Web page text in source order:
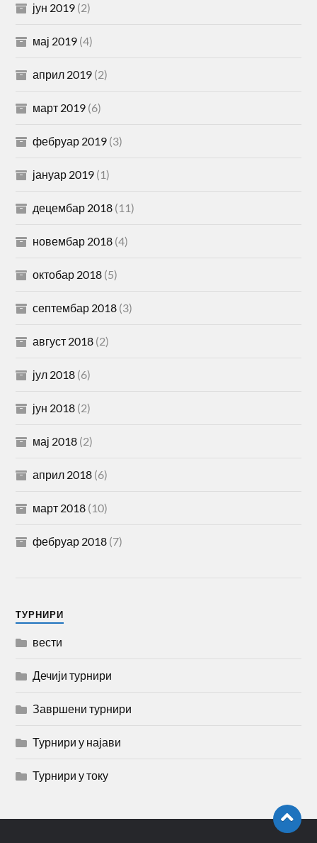
јун 2019 (2)
мај 2019 (4)
април 2019 (2)
март 2019 (6)
фебруар 2019 (3)
јануар 2019 (1)
децембар 2018 (11)
новембар 2018 (4)
октобар 2018 (5)
септембар 2018 (3)
август 2018 (2)
јул 2018 (6)
јун 2018 (2)
мај 2018 (2)
април 2018 (6)
март 2018 (10)
фебруар 2018 (7)
TУРНИРИ
вести
Дечији турнири
Завршени турнири
Турнири у најави
Турнири у току